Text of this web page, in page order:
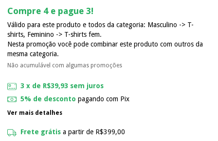
Compre 4 e pague 3!
Válido para este produto e todos da categoria: Masculino -> T-
shirts, Feminino -> T-shirts fem.
Nesta promoção você pode combinar este produto com outros da
mesma categoria.
Não acumulável com algumas promoções
3 x de R$39,93 sem juros
5% de desconto pagando com Pix
Ver mais detalhes
Frete grátis a partir de R$399,00